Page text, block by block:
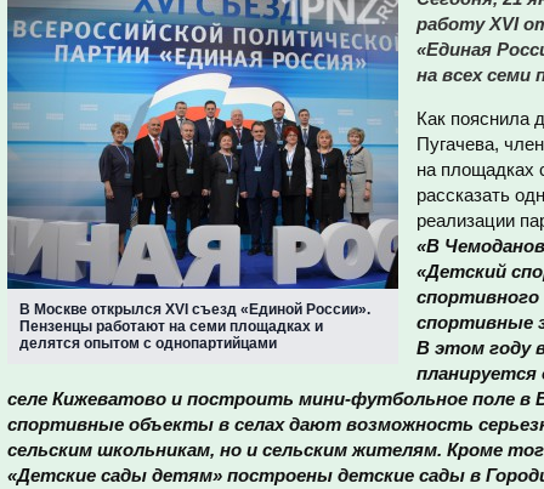
В Москве открылся XVI съезд «Единой России».
Пензенцы работают на семи площадках и
делятся опытом с однопартийцами
работу XVI
«Единая
на всех семи
Как пояснила
Пугачева,
на площадках
рассказать
реализации
«В
«Детский
спортивные
В этом году
селе Кижеватово и построить мини-футбольное поле в
спортивные объекты в селах дают возможность
сельским школьникам, но и сельским жителям. Кроме
«Детские сады детям» построены детские сады в